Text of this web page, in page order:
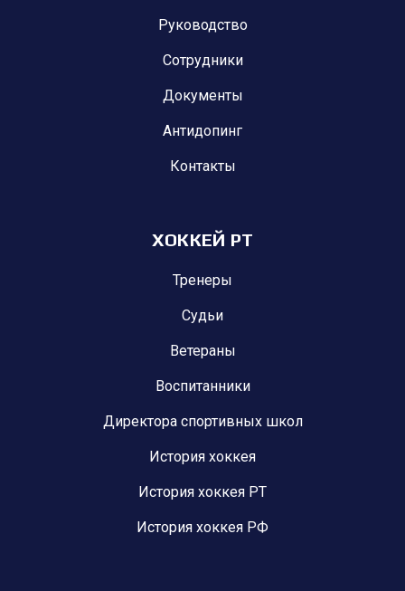
Руководство
Сотрудники
Документы
Антидопинг
Контакты
ХОККЕЙ РТ
Тренеры
Судьи
Ветераны
Воспитанники
Директора спортивных школ
История хоккея
История хоккея РТ
История хоккея РФ